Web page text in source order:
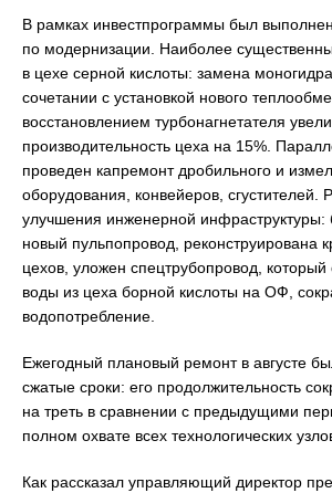
В рамках инвестпрограммы был
по модернизации. Наиболее
в цехе серной кислоты: замена
сочетании с установкой нового
восстановлением турбонагнетателя
производительность цеха на 15%.
проведен капремонт дробильного и
оборудования, конвейеров, сгустителей.
улучшения инженерной инфраструктуры:
новый пульпопровод, реконструирована
цехов, уложен спецтрубопровод, который
воды из цеха борной кислоты на ОФ,
водопотребление.
Ежегодный плановый ремонт в августе
сжатые сроки: его продолжительность
на треть в сравнении с предыдущими
полном охвате всех технологических
Как рассказал управляющий директор